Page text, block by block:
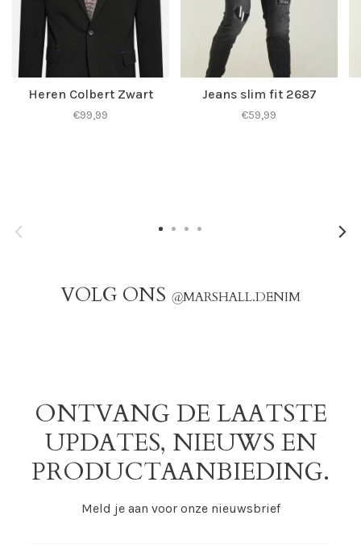
Heren Colbert Zwart
€99,99
Jeans slim fit 2687
€59,99
VOLG ONS @MARSHALL.DENIM
ONTVANG DE LAATSTE
UPDATES, NIEUWS EN
PRODUCTAANBIEDING.
Meld je aan voor onze nieuwsbrief